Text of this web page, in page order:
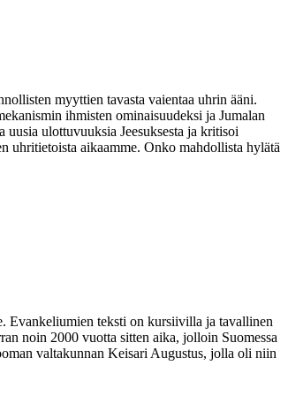
myyttien tavasta vaientaa uhrin ääni.
ihmisten ominaisuudeksi ja Jumalan
ulottuvuuksia Jeesuksesta ja kritisoi
uhritietoista aikaamme. Onko mahdollista hylätä
Evankeliumien teksti on kursiivilla ja tavallinen
noin 2000 vuotta sitten aika, jolloin Suomessa
valtakunnan Keisari Augustus, jolla oli niin